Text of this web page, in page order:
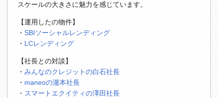
スケールの大きさに魅力を感じています。
【運用したの物件】
・ SBIソーシャルレンディング
・ LCレンディング
【社長との対談】
・ みんなのクレジットの白石社長
・ maneoの瀧本社長
・ スマートエクイティの澤田社長